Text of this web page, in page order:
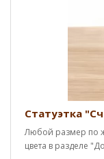
Статуэтка
Любой размер по
цвета в разделе